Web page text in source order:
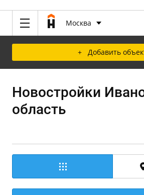
Москва
+ Добавить
Новостройки
область